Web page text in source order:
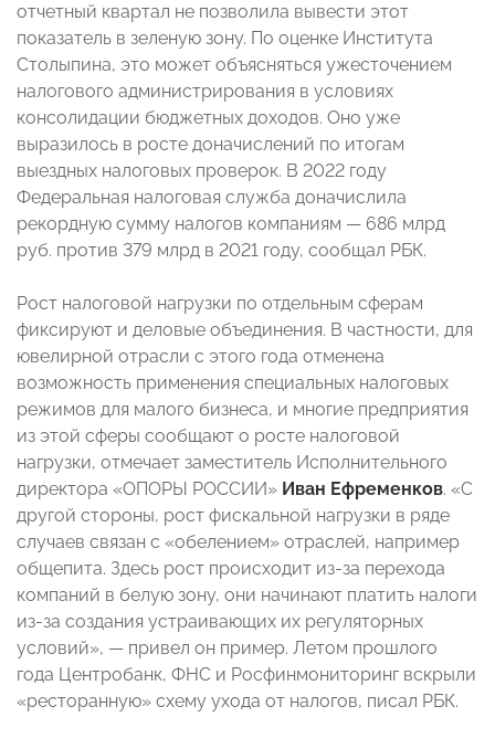
отчетный квартал не позволила вывести этот
показатель в зеленую зону. По оценке Института
Столыпина, это может объясняться ужесточением
налогового администрирования в условиях
консолидации бюджетных доходов. Оно уже
выразилось в росте доначислений по итогам
выездных налоговых проверок. В 2022 году
Федеральная налоговая служба доначислила
рекордную сумму налогов компаниям — 686 млрд
руб. против 379 млрд в 2021 году, сообщал РБК.
Рост налоговой нагрузки по отдельным сферам
фиксируют и деловые объединения. В частности, для
ювелирной отрасли с этого года отменена
возможность применения специальных налоговых
режимов для малого бизнеса, и многие предприятия
из этой сферы сообщают о росте налоговой
нагрузки, отмечает заместитель Исполнительного
директора «ОПОРЫ РОССИИ» Иван Ефременков. «С
другой стороны, рост фискальной нагрузки в ряде
случаев связан с «обелением» отраслей, например
общепита. Здесь рост происходит из-за перехода
компаний в белую зону, они начинают платить налоги
из-за создания устраивающих их регуляторных
условий», — привел он пример. Летом прошлого
года Центробанк, ФНС и Росфинмониторинг вскрыли
«ресторанную» схему ухода от налогов, писал РБК.